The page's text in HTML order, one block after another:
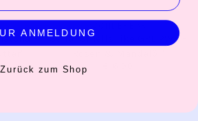
–
Seife "Smells like GRL PWR –
ANMELDUNG
Zurück zum Shop